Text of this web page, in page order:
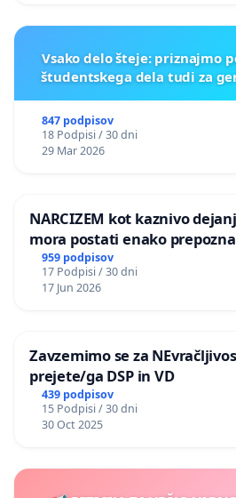
Vsako delo šteje: priznajmo
študentskega dela tudi za
847 podpisov
18 Podpisi / 30 dni
29 Mar 2026
NARCIZEM kot kaznivo
mora postati enako
nasilje
959 podpisov
17 Podpisi / 30 dni
17 Jun 2026
Zavzemimo se za
prejete/ga DSP in VD
439 podpisov
15 Podpisi / 30 dni
30 Oct 2025